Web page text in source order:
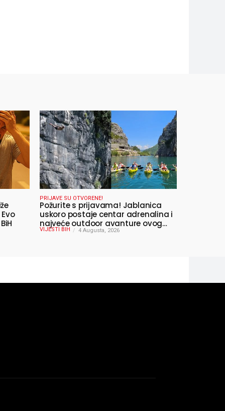
PRIJAVE SU OTVORENE!
Požurite s prijavama! Jablanica
uskoro postaje centar adrenalina i
najveće outdoor avanture ovog
ljeta
VIJESTI BIH 4 Augusta, 2026